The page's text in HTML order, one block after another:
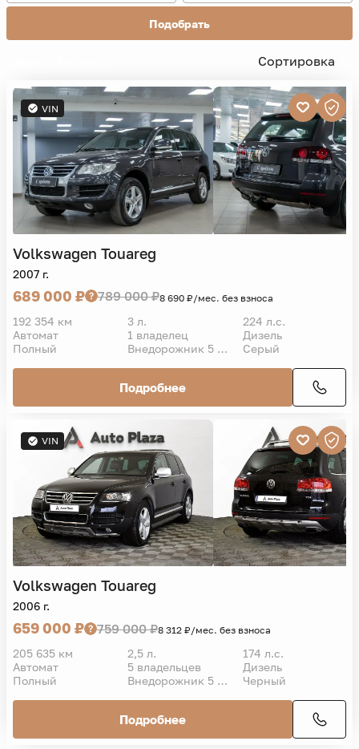
Подобрать
Сортировка
VIN
Volkswagen Touareg
2007 г.
689 000 ₽ 789 000 ₽8 690 ₽/мес. без взноса
192 354 км 3 л.
224 л.с.
Автомат
1 владелец
Дизель
Полный
Внедорожник 5 дв. Серый
Подробнее
VIN
Volkswagen Touareg
2006 г.
659 000 ₽ 759 000 ₽8 312 ₽/мес. без взноса
205 635 км 2,5 л.
174 л.с.
Автомат
5 владельцев
Дизель
Полный
Внедорожник 5 дв. Черный
Подробнее